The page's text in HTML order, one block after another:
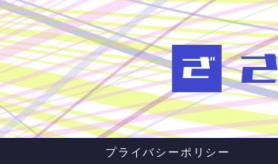
プライバシーポリシー